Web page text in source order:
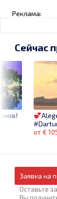
Реклама:
Сейчас
от €
Заявка на
Оставьте
Вы